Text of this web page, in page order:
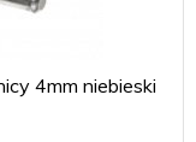
4mm niebieski